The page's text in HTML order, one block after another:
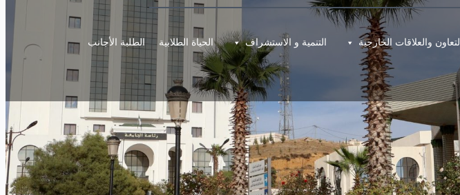
التعاون والعلاقات الخارجية التنمية و الاستشراف الحياة الطلابية الطلبة الأجانب